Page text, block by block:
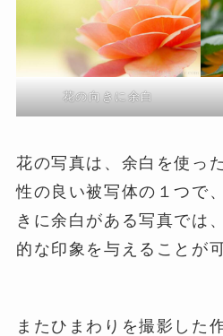
花の向きに余白
花の写真は、余白を使っ
性の良い被写体の１つで
きに余白がある写真では
的な印象を与えることが
またひまわりを撮影した